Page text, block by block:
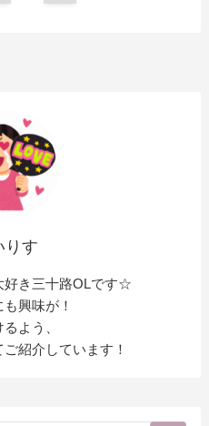
りす
好き三十路OLです☆
興味が！
よう、
紹介しています！